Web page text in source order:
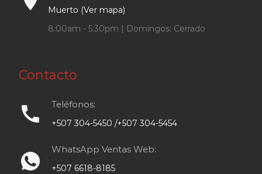
Muerto (Ver mapa)
8:00am - 5:30pm | Domingos: Cerrado
Contacto
call Teléfonos:
+507 304-5450 /+507 304-5454
WhatsApp Ventas Web:
+507 6618-8185